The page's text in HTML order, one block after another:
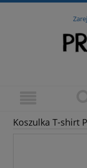
Koszulka T-shirt